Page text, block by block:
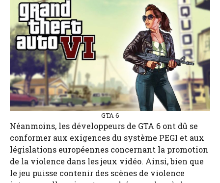
GTA 6
Néanmoins, les développeurs de GTA 6 ont dû se
conformer aux exigences du système PEGI et aux
législations européennes concernant la promotion
de la violence dans les jeux vidéo. Ainsi, bien que
le jeu puisse contenir des scènes de violence